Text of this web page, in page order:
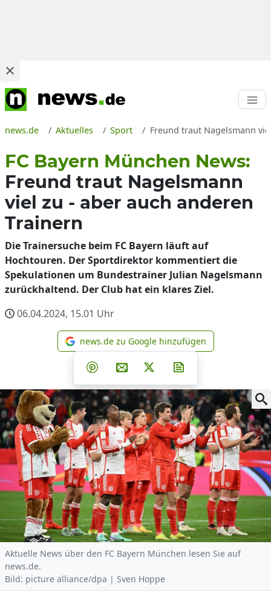
news.de Aktuelles Sport Freund traut Nagelsmann
FC Bayern München News:
Freund traut Nagelsmann
viel zu - aber auch anderen
Trainern
Die Trainersuche beim FC Bayern läuft auf
Hochtouren. Der Sportdirektor kommentiert die
Spekulationen um Bundestrainer Julian Nagelsmann
zurückhaltend. Der Club hat ein klares Ziel.
06.04.2024, 15.01 Uhr
news.de zu Google
news.de zu Google hinzufügen
Teilen auf Facebook
Teilen auf Whatsapp
Teilen auf Telegram
Teilen auf Pinterest
Per E-Mail teilen
Post auf X
Aktuelle News über den FC Bayern München lesen Sie auf
news.de.
Bild: picture alliance/dpa | Sven Hoppe